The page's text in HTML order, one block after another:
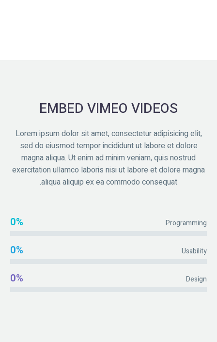
EMBED VIMEO VIDEOS
Lorem ipsum dolor sit amet, consectetur adipisicing elit,
sed do eiusmod tempor incididunt ut labore et dolore
magna aliqua. Ut enim ad minim veniam, quis nostrud
exercitation ullamco laboris nisi ut labore et dolore magna
aliqua aliquip ex ea commodo consequat.
Programming
0%
Usability
0%
Design
0%